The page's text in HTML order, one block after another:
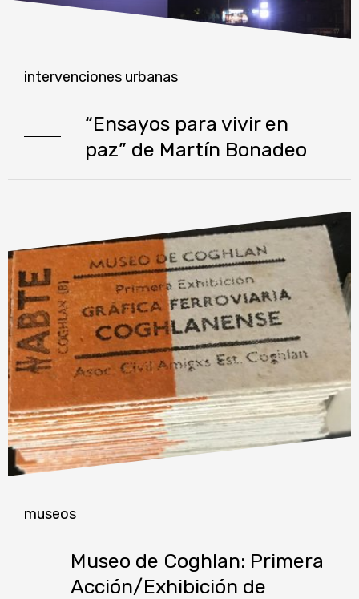
intervenciones urbanas
“Ensayos para vivir en
paz” de Martín Bonadeo
museos
Museo de Coghlan: Primera
Acción/Exhibición de